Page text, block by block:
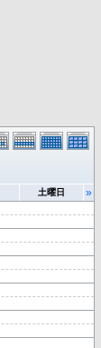
土曜日 »